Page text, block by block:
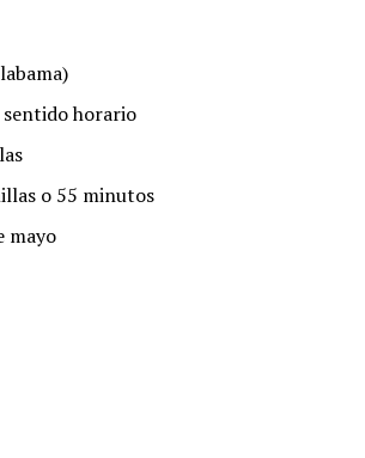
sentido horario
o 55 minutos
mayo